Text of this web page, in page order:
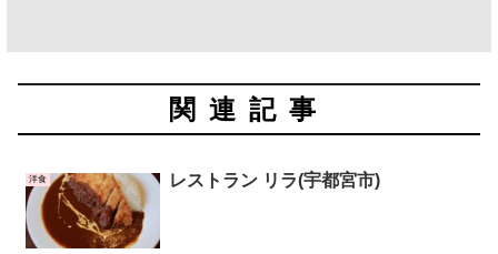
関連記事
洋食 レストラン リラ(宇都宮市)